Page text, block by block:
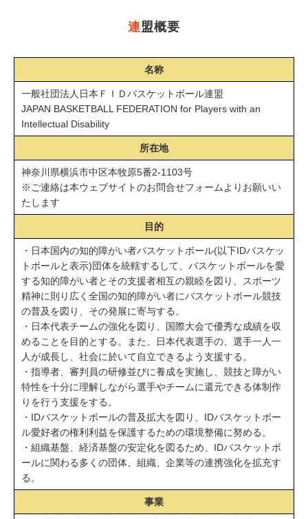
連盟概要
名称
一般社団法人日本ＦＩＤバスケットボール連盟
JAPAN BASKETBALL FEDERATION for Players with an
Intellectual Disability
所在地
神奈川県横浜市中区本牧原5番2-1103号
※ご連絡は本ウェブサイトのお問合せフォームよりお願いい
たします
目的
・日本国内の知的障がい者バスケットボール(以下IDバスケッ
トボールと表示)団体を統轄するして、バスケットボールを愛
する知的障がい者とその支援者相互の親睦を図り、スポーツ
精神に則り広く全国の知的障がい者にバスケットボール競技
の普及を図り、その発展に寄与する。
・日本代表チームの強化を図り、国際大会で優秀な成績を収
めることを目的とする。また、日本代表選手の、選手一人一
人が成長し、社会に於いて自立できるよう支援する。
・指導者、審判員の研修並びに養成を実施し、競技と障がい
特性を十分に理解しながら選手やチームに還元できる体制作
りを行う支援をする。
・IDバスケットボールの普及拡大を図り、IDバスケットボー
ル愛好者の権利利益を保護するための環境整備に努める。
・組織基盤、経済基盤の安定化を図るため、IDバスケットボ
ールに関わる多くの団体、組織、企業等の連携強化を拡充す
る。
事業